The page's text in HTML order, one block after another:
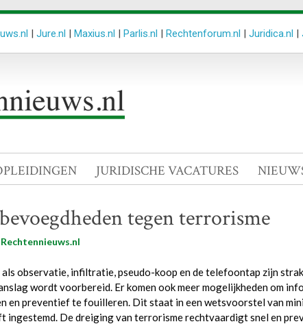
| Jure.nl | Maxius.nl | Parlis.nl | Rechtenforum.nl | Juridica.nl |
JURIDISCHE VACATURES
tegen terrorisme
Rechtennieuws.nl
observatie, infiltratie, pseudo-koop en de telefoontap zijn
wordt voorbereid. Er komen ook meer mogelijkheden om
en preventief te fouilleren. Dit staat in een wetsvoorstel van
ingestemd. De dreiging van terrorisme rechtvaardigt snel en